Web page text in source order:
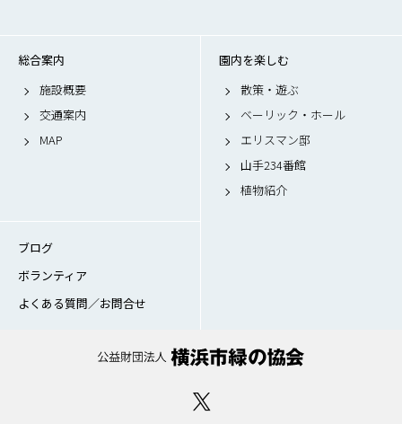
総合案内
施設概要
交通案内
MAP
園内を楽しむ
散策・遊ぶ
ベーリック・ホール
エリスマン邸
山手234番館
植物紹介
ブログ
ボランティア
よくある質問／お問合せ